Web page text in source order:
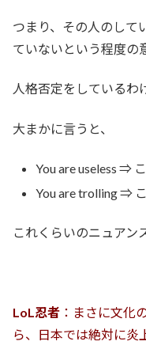
つまり、その人のして
ていないという程度の
人格否定をしているわ
大まかに言うと、
You are useless ⇒
You are trolling ⇒
これくらいのニュアン
LoL忍者 ：まさに文化
ら、日本では絶対に炎